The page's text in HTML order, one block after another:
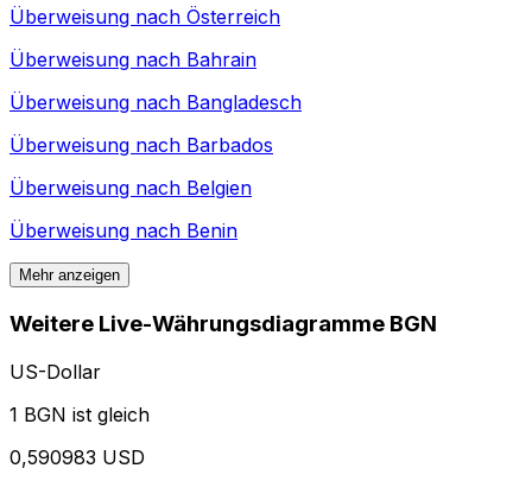
Überweisung nach Österreich
Überweisung nach Bahrain
Überweisung nach Bangladesch
Überweisung nach Barbados
Überweisung nach Belgien
Überweisung nach Benin
Mehr anzeigen
Weitere Live-Währungsdiagramme BGN
US-Dollar
1 BGN ist gleich
0,590983 USD